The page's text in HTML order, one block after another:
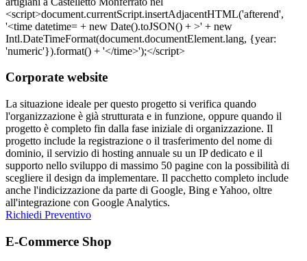
Corporate website
La situazione ideale per questo progetto si verifica quando
l'organizzazione è già strutturata e in funzione, oppure quando il
progetto è completo fin dalla fase iniziale di organizzazione. Il
progetto include la registrazione o il trasferimento del nome di
dominio, il servizio di hosting annuale su un IP dedicato e il
supporto nello sviluppo di massimo 50 pagine con la possibilità di
scegliere il design da implementare. Il pacchetto completo include
anche l'indicizzazione da parte di Google, Bing e Yahoo, oltre
all'integrazione con Google Analytics.
Richiedi Preventivo
E-Commerce Shop